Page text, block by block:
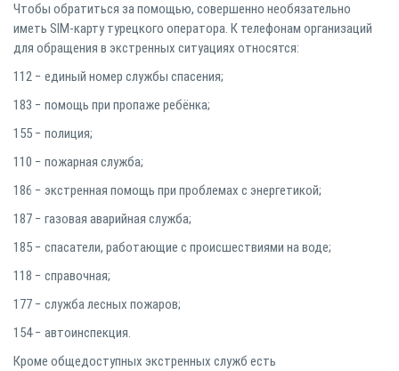
Чтобы обратиться за помощью, совершенно необязательно
иметь SIM-карту турецкого оператора. К телефонам организаций
для обращения в экстренных ситуациях относятся:
112 − единый номер службы спасения;
183 − помощь при пропаже ребёнка;
155 − полиция;
110 − пожарная служба;
186 − экстренная помощь при проблемах с энергетикой;
187 − газовая аварийная служба;
185 − спасатели, работающие с происшествиями на воде;
118 − справочная;
177 − служба лесных пожаров;
154 − автоинспекция.
Кроме общедоступных экстренных служб есть